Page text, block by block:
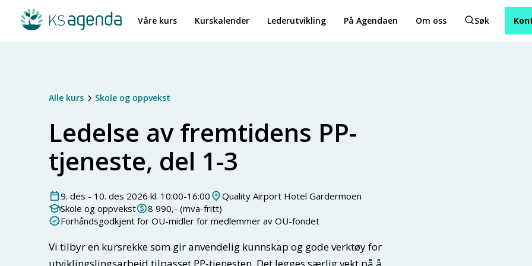
Våre kurs Kurskalender Lederutvikling På Agendaen Om oss Søk
Alle kurs Skole og oppvekst
Ledelse av fremtidens PP-
tjeneste, del 1-3
9. des - 10. des 2026 kl. 10:00-16:00
Quality Airport Hotel Gardermoen
Skole og oppvekst
8 990,- (mva-fritt)
Forhåndsgodkjent for OU-midler for medlemmer av OU-fondet
Vi tilbyr en kursrekke som gir anvendelig kunnskap og gode verktøy for